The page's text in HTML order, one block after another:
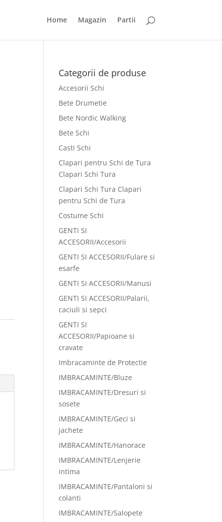
Home Magazin Partii
Categorii de produse
Accesorii Schi
Bete Drumetie
Bete Nordic Walking
Bete Schi
Casti Schi
Clapari pentru Schi de Tura
Clapari Schi Tura
Clapari Schi Tura Clapari
pentru Schi de Tura
Costume Schi
GENTI SI
ACCESORII/Accesorii
GENTI SI ACCESORII/Fulare si
esarfe
GENTI SI ACCESORII/Manusi
GENTI SI ACCESORII/Palarii,
caciuli si sepci
GENTI SI
ACCESORII/Papioane si
cravate
Imbracaminte de Protectie
IMBRACAMINTE/Bluze
IMBRACAMINTE/Dresuri si
sosete
IMBRACAMINTE/Geci si
jachete
IMBRACAMINTE/Hanorace
IMBRACAMINTE/Lenjerie
intima
IMBRACAMINTE/Pantaloni si
colanti
IMBRACAMINTE/Salopete